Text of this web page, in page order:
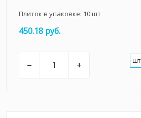
Плиток в упаковке: 10шт
450.18 руб.
– + шт.